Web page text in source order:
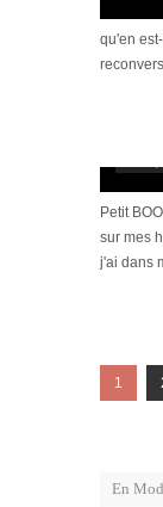
qu'en
Petit
sur mes
j'ai dans
1